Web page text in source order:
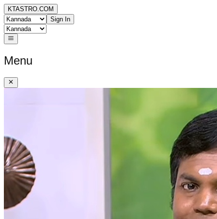
KTASTRO.COM
Sign In
Menu